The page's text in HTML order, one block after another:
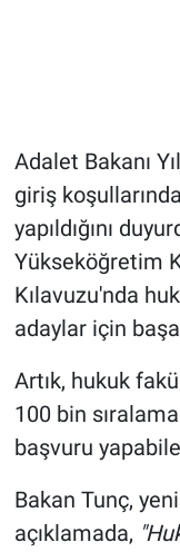
Adalet Bakanı
giriş
yapıldığını
Yükseköğretim
Kılavuzu'nda
adaylar için
Artık, hukuk
100 bin
başvuru
Bakan Tunç,
açıklamada,